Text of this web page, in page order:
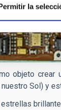
la
objeto crear
Sol) y